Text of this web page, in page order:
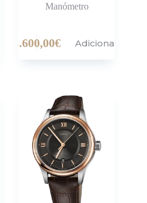
Manómetro
3.600,00€ Adicionar